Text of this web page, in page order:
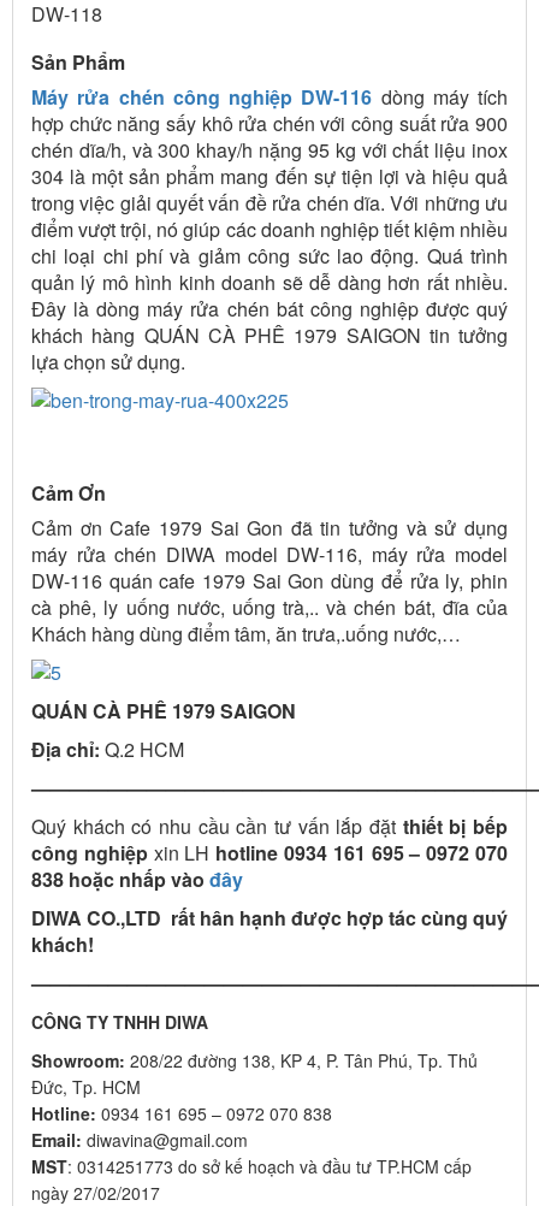
Sản Phẩm
Máy rửa chén công nghiệp DW-116 dòng máy tích
hợp chức năng sấy khô rửa chén với công suất rửa 900
chén dĩa/h, và 300 khay/h nặng 95 kg với chất liệu inox
304 là một sản phẩm mang đến sự tiện lợi và hiệu quả
trong việc giải quyết vấn đề rửa chén dĩa. Với những ưu
điểm vượt trội, nó giúp các doanh nghiệp tiết kiệm nhiều
chi loại chi phí và giảm công sức lao động. Quá trình
quản lý mô hình kinh doanh sẽ dễ dàng hơn rất nhiều.
Đây là dòng máy rửa chén bát công nghiệp được quý
khách hàng QUÁN CÀ PHÊ 1979 SAIGON tin tưởng
lựa chọn sử dụng.
Cảm Ơn
Cảm ơn Cafe 1979 Sai Gon đã tin tưởng và sử dụng
máy rửa chén DIWA model DW-116, máy rửa model
DW-116 quán cafe 1979 Sai Gon dùng để rửa ly, phin
cà phê, ly uống nước, uống trà,.. và chén bát, đĩa của
Khách hàng dùng điểm tâm, ăn trưa,.uống nước,…
QUÁN CÀ PHÊ 1979 SAIGON
Địa chỉ: Q.2 HCM
Quý khách có nhu cầu cần tư vấn lắp đặt thiết bị bếp
công nghiệp xin LH hotline 0934 161 695 – 0972 070
838 hoặc nhấp vào đây
DIWA CO.,LTD rất hân hạnh được hợp tác cùng quý
khách!
CÔNG TY TNHH DIWA
Showroom: 208/22 đường 138, KP 4, P. Tân Phú, Tp. Thủ
Đức, Tp. HCM
Hotline: 0934 161 695 – 0972 070 838
Email: diwavina@gmail.com
MST: 0314251773 do sở kế hoạch và đầu tư TP.HCM cấp
ngày 27/02/2017